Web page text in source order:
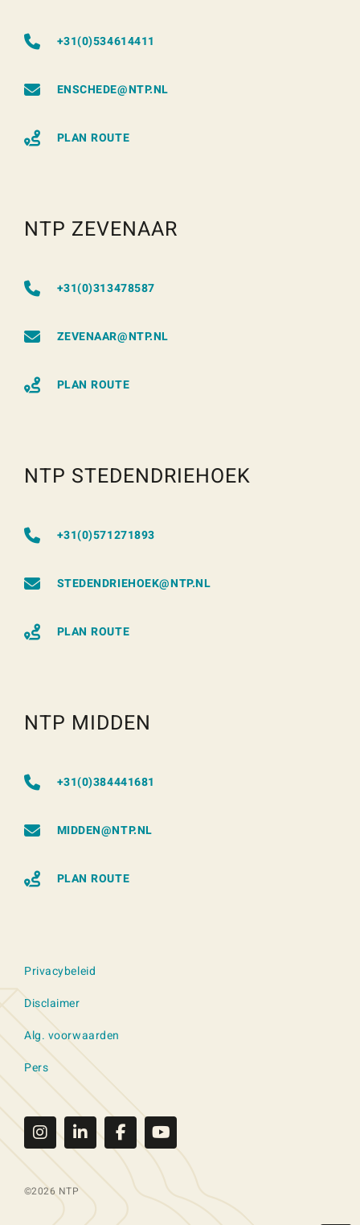
+31(0)534614411
ENSCHEDE@NTP.NL
PLAN ROUTE
NTP ZEVENAAR
+31(0)313478587
ZEVENAAR@NTP.NL
PLAN ROUTE
NTP STEDENDRIEHOEK
+31(0)571271893
STEDENDRIEHOEK@NTP.NL
PLAN ROUTE
NTP MIDDEN
+31(0)384441681
MIDDEN@NTP.NL
PLAN ROUTE
Privacybeleid
Disclaimer
Alg. voorwaarden
Pers
©2026 NTP